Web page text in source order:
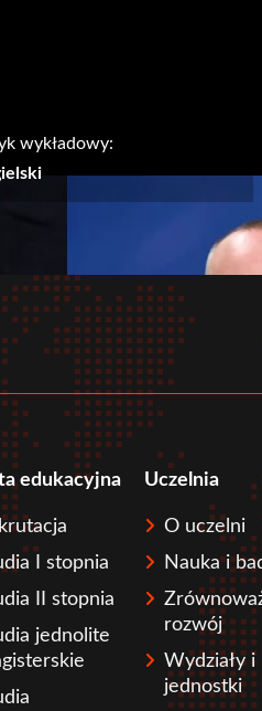
wykładowy:
edukacyjna
I stopnia
II stopnia
jednolite
Uczelnia
O uczelni
Nauka i
rozwój
Wydziały i
jednostki